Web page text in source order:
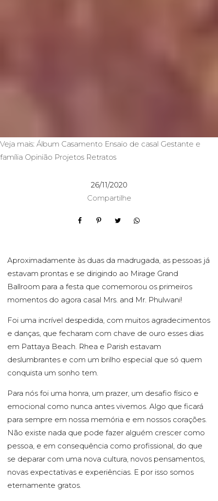
Veja mais: Álbum Casamento Ensaio de casal Gestante e
família Opinião Projetos Retratos
26/11/2020
Compartilhe
Aproximadamente às duas da madrugada, as pessoas já
estavam prontas e se dirigindo ao Mirage Grand
Ballroom para a festa que comemorou os primeiros
momentos do agora casal Mrs. and Mr. Phulwani!
Foi uma incrível despedida, com muitos agradecimentos
e danças, que fecharam com chave de ouro esses dias
em Pattaya Beach. Rhea e Parish estavam
deslumbrantes e com um brilho especial que só quem
conquista um sonho tem.
Para nós foi uma honra, um prazer, um desafio físico e
emocional como nunca antes vivemos. Algo que ficará
para sempre em nossa memória e em nossos corações.
Não existe nada que pode fazer alguém crescer como
pessoa, e em consequência como profissional, do que
se deparar com uma nova cultura, novos pensamentos,
novas expectativas e experiências. E por isso somos
eternamente gratos.